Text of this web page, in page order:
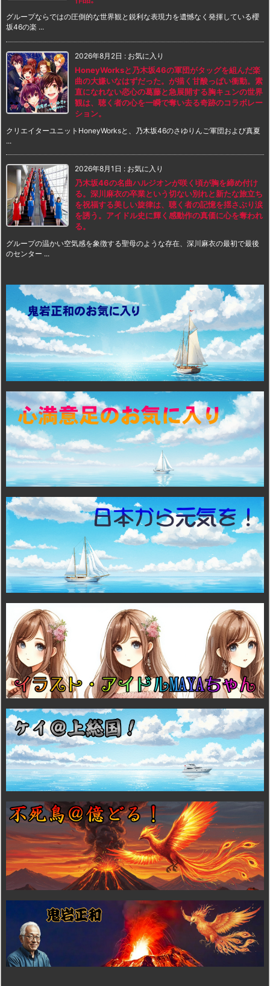
グループならではの圧倒的な世界観と鋭利な表現力を遺憾なく発揮している櫻
坂46の楽 ...
2026年8月2日 : お気に入り
HoneyWorksと乃木坂46の軍団がタッグを組んだ楽
曲の大嫌いなはずだった。が描く甘酸っぱい衝動。素
直になれない恋心の葛藤と急展開する胸キュンの世界
観は、聴く者の心を一瞬で奪い去る奇跡のコラボレー
ション。
クリエイターユニットHoneyWorksと、乃木坂46のさゆりんご軍団および真夏
...
2026年8月1日 : お気に入り
乃木坂46の名曲ハルジオンが咲く頃が胸を締め付け
る。深川麻衣の卒業という切ない別れと新たな旅立ち
を祝福する美しい旋律は、聴く者の記憶を揺さぶり涙
を誘う。アイドル史に輝く感動作の真価に心を奪われ
る。
グループの温かい空気感を象徴する聖母のような存在、深川麻衣の最初で最後
のセンター ...